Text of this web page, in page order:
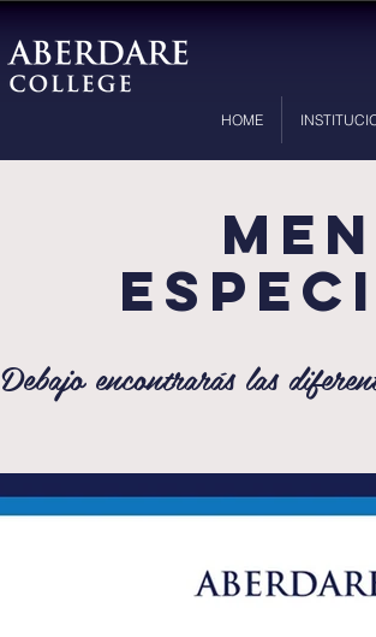
HOME
Debajo encontrarás las